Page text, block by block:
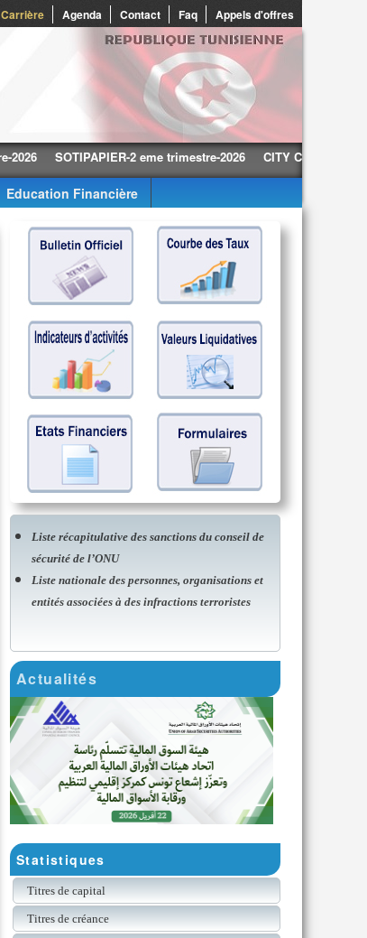
Carrière Agenda Contact Faq Appels d'offres
SOTIPAPIER-2 eme trimestre-2026 CITY CARS-2 eme
Education Financière
Liste récapitulative des sanctions du conseil de
sécurité de l’ONU
Liste nationale des personnes, organisations et
entités associées à des infractions terroristes
Actualités
Statistiques
Titres de capital
Titres de créance